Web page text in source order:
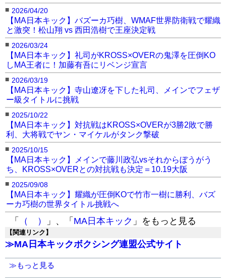
■ 2026/04/20
【MA日本キック】バズーカ巧樹、WMAF世界防衛戦で耀織
と激突！松山翔 vs 西田浩樹で王座決定戦
■ 2026/03/24
【MA日本キック】礼司がKROSS×OVERの鬼澤を圧倒KO
しMA王者に！加藤有吾にリベンジ宣言
■ 2026/03/19
【MA日本キック】寺山遼冴を下した礼司、メインでフェザ
ー級タイトルに挑戦
■ 2025/10/22
【MA日本キック】対抗戦はKROSS×OVERが3勝2敗で勝
利、大将戦でヤン・マイケルがタンク撃破
■ 2025/10/15
【MA日本キック】メインで藤川政弘vsそれからぼうがう
ち、KROSS×OVERとの対抗戦も決定＝10.19大阪
■ 2025/09/08
【MA日本キック】耀織が圧倒KOで竹市一樹に勝利、バズ
ーカ巧樹の世界タイトル挑戦へ
「 （ ） 」、「 MA日本キック 」をもっと見る
【関連リンク】
≫MA日本キックボクシング連盟公式サイト
≫もっと見る